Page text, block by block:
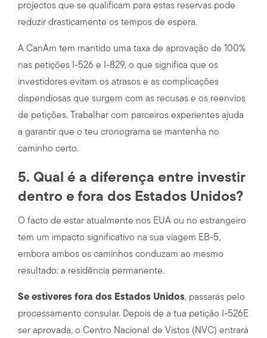
projectos que se qualificam para estas reservas pode
reduzir drasticamente os tempos de espera.
A CanAm tem mantido uma taxa de aprovação de 100%
nas petições I-526 e I-829, o que significa que os
investidores evitam os atrasos e as complicações
dispendiosas que surgem com as recusas e os reenvios
de petições. Trabalhar com parceiros experientes ajuda
a garantir que o teu cronograma se mantenha no
caminho certo.
5. Qual é a diferença entre investir
dentro e fora dos Estados Unidos?
O facto de estar atualmente nos EUA ou no estrangeiro
tem um impacto significativo na sua viagem EB-5,
embora ambos os caminhos conduzam ao mesmo
resultado: a residência permanente.
Se estiveres fora dos Estados Unidos, passarás pelo
processamento consular. Depois de a tua petição I-526E
ser aprovada, o Centro Nacional de Vistos (NVC) entrará